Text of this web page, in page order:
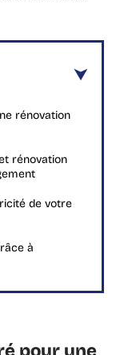
rénovation
rénovation
de votre
à